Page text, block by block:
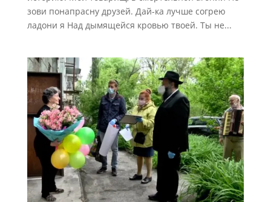
зови понапрасну друзей. Дай-ка лучше согрею
ладони я Над дымящейся кровью твоей. Ты не...